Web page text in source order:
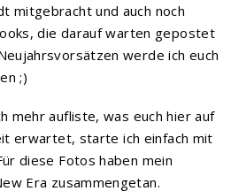
mitgebracht und auch noch
die darauf warten gepostet
werde ich euch
;)
mehr aufliste, was euch hier auf
erwartet, starte ich einfach mit
diese Fotos haben mein
Era zusammengetan.